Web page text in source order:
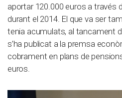
aportar 120.000 euros a través
durant el 2014. El que va ser
tenia acumulats, al tancament
s’ha publicat a la premsa
cobrament en plans de
euros.